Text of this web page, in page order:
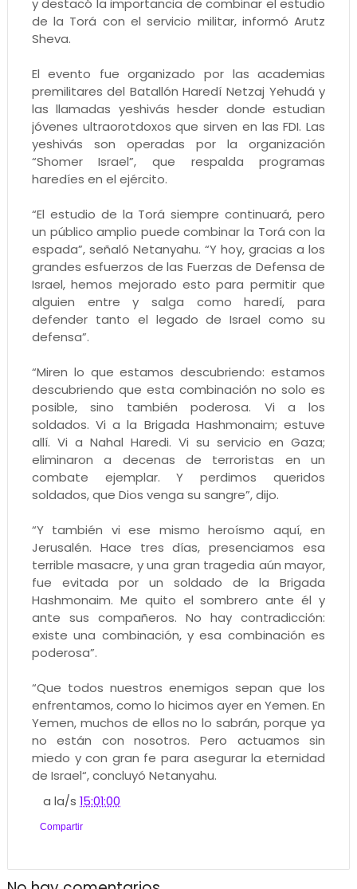
y destacó la importancia de combinar el estudio
de la Torá con el servicio militar, informó Arutz
Sheva.
El evento fue organizado por las academias
premilitares del Batallón Haredí Netzaj Yehudá y
las llamadas yeshivás hesder donde estudian
jóvenes ultraorotdoxos que sirven en las FDI. Las
yeshivás son operadas por la organización
“Shomer Israel”, que respalda programas
haredíes en el ejército.
“El estudio de la Torá siempre continuará, pero
un público amplio puede combinar la Torá con la
espada”, señaló Netanyahu. “Y hoy, gracias a los
grandes esfuerzos de las Fuerzas de Defensa de
Israel, hemos mejorado esto para permitir que
alguien entre y salga como haredí, para
defender tanto el legado de Israel como su
defensa”.
“Miren lo que estamos descubriendo: estamos
descubriendo que esta combinación no solo es
posible, sino también poderosa. Vi a los
soldados. Vi a la Brigada Hashmonaim; estuve
allí. Vi a Nahal Haredi. Vi su servicio en Gaza;
eliminaron a decenas de terroristas en un
combate ejemplar. Y perdimos queridos
soldados, que Dios venga su sangre”, dijo.
“Y también vi ese mismo heroísmo aquí, en
Jerusalén. Hace tres días, presenciamos esa
terrible masacre, y una gran tragedia aún mayor,
fue evitada por un soldado de la Brigada
Hashmonaim. Me quito el sombrero ante él y
ante sus compañeros. No hay contradicción:
existe una combinación, y esa combinación es
poderosa”.
“Que todos nuestros enemigos sepan que los
enfrentamos, como lo hicimos ayer en Yemen. En
Yemen, muchos de ellos no lo sabrán, porque ya
no están con nosotros. Pero actuamos sin
miedo y con gran fe para asegurar la eternidad
de Israel“, concluyó Netanyahu.
a la/s15:01:00
Compartir